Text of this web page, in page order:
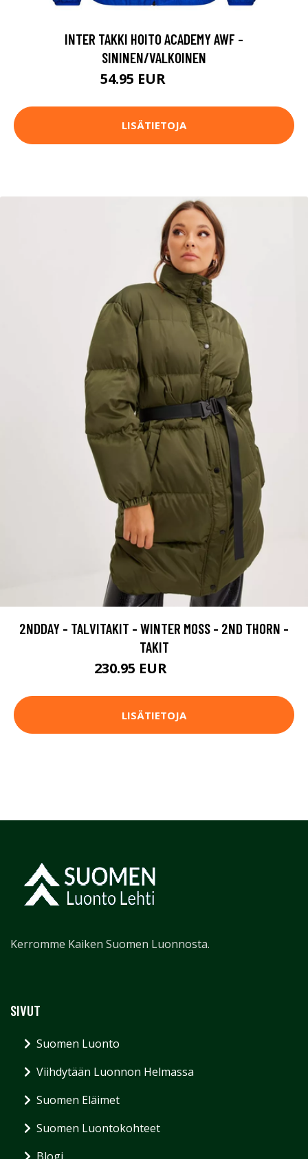
INTER TAKKI HOITO ACADEMY AWF -
SININEN/VALKOINEN
54.95 EUR
LISÄTIETOJA
2NDDAY - TALVITAKIT - WINTER MOSS - 2ND THORN -
TAKIT
230.95 EUR
LISÄTIETOJA
Kerromme Kaiken Suomen Luonnosta.
SIVUT
Suomen Luonto
Viihdytään Luonnon Helmassa
Suomen Eläimet
Suomen Luontokohteet